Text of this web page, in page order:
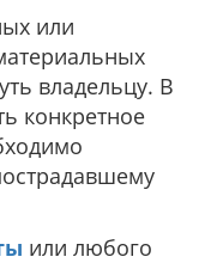
или
владельцу. В
конкретное
или любого